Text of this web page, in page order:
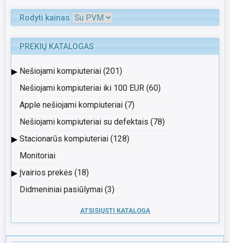
Rodyti kainas
PREKIŲ KATALOGAS
▸ Nešiojami kompiuteriai (201)
Nešiojami kompiuteriai iki 100 EUR (60)
Apple nešiojami kompiuteriai (7)
Nešiojami kompiuteriai su defektais (78)
▸ Stacionarūs kompiuteriai (128)
Monitoriai
▸ Įvairios prekės (18)
Didmeniniai pasiūlymai (3)
ATSISIŲSTI KATALOGĄ